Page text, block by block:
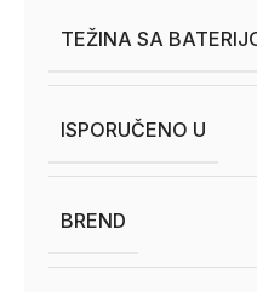
TEŽINA SA
ISPORUČENO U
BREND